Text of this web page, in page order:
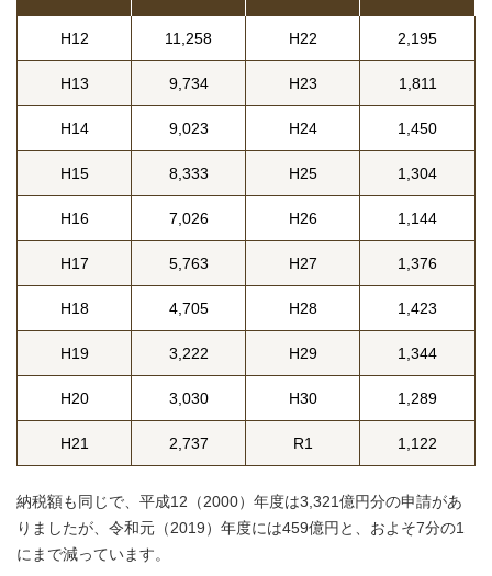
H12 11,258 H22 2,195
H13 9,734 H23 1,811
H14 9,023 H24 1,450
H15 8,333 H25 1,304
H16 7,026 H26 1,144
H17 5,763 H27 1,376
H18 4,705 H28 1,423
H19 3,222 H29 1,344
H20 3,030 H30 1,289
H21 2,737 R1 1,122
納税額も同じで、平成12（2000）年度は3,321億円分の申請があ
りましたが、令和元（2019）年度には459億円と、およそ7分の1
にまで減っています。